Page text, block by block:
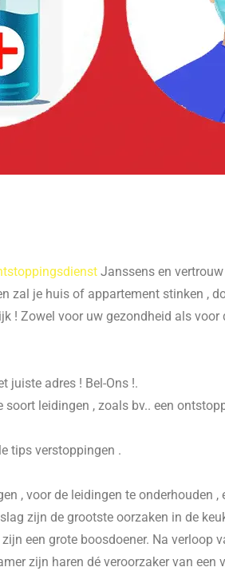
Janssens en
zal je huis of appartement stinken ,
! Zowel voor uw gezondheid als
juiste adres ! Bel-Ons !.
leidingen , zoals bv.. een
tips verstoppingen .
, voor de leidingen te onderhouden
zijn de grootste oorzaken in de
een grote boosdoener. Na verloop
zijn haren dé veroorzaker van een